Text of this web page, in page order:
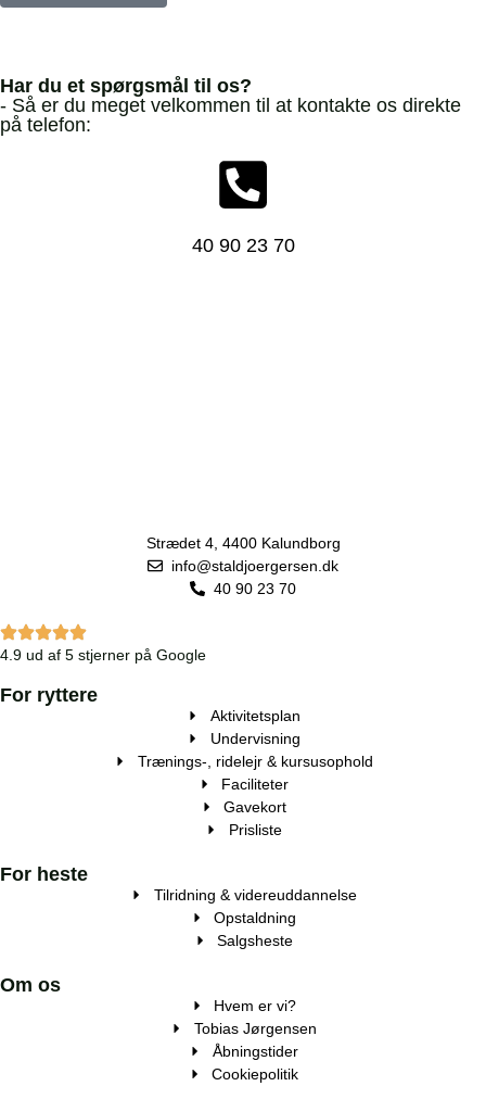
Har du et spørgsmål til os?
- Så er du meget velkommen til at kontakte os direkte
på telefon:
40 90 23 70
Strædet 4, 4400 Kalundborg
info@staldjoergersen.dk
40 90 23 70
4.9 ud af 5 stjerner på Google
For ryttere
Aktivitetsplan
Undervisning
Trænings-, ridelejr & kursusophold
Faciliteter
Gavekort
Prisliste
For heste
Tilridning & videreuddannelse
Opstaldning
Salgsheste
Om os
Hvem er vi?
Tobias Jørgensen
Åbningstider
Cookiepolitik